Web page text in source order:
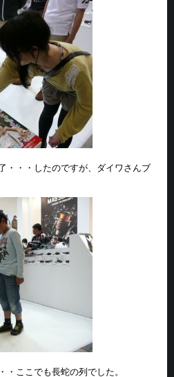
・・・したのですが、ダイワさんブ
・ここでも長蛇の列でした。